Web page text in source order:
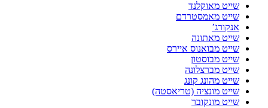
שייט מאוקלנד
שייט מאמסטרדם
אנקורג’
שייט מאתונה
שייט מבואנוס איירס
שייט מבוסטון
שייט מברצלונה
שייט מהונג קונג
שייט מונציה (טריאסטה)
שייט מונקובר